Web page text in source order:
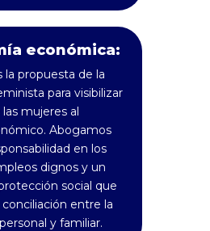
económica:
la propuesta de la
para visibilizar
mujeres al
Abogamos
en los
dignos y un
social que
entre la
y familiar.